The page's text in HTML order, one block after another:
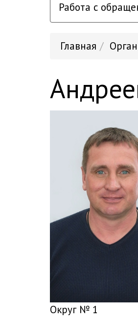
Работа с
Главная
Округ № 1